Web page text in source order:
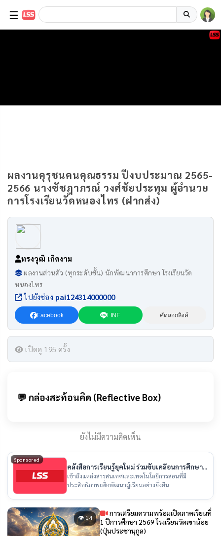
☰
ผลงานคุรุชนคนคุณธรรม ปีงบประมาณ 2565-
2566 นางชัชฎาภรณ์ วงศ์ชัยประทุม ผู้อำนวย
การโรงเรียนวัดหนองไทร (ฝากส่ง)
ทรงวุฒิ เกิดงาม
ผลงานส่วนตัว (ทุกระดับชั้น) นักพัฒนาการศึกษา โรงเรียนวัด
หนองไทร
ไปยังช่อง pai124314000000
Facebook LINE คัดลอกลิงค์
เปิดดู 195 ครั้ง
💬 กล่องสะท้อนคิด (Reflective Box)
ยังไม่มีความคิดเห็น
Sponsored
คลังสื่อการเรียนรู้ยุคใหม่ ร่วมขับเคลื่อนการศึกษา
ไทย
เข้าถึงแหล่งสารสนเทศและเทคโนโลยีการสอนที่มี
ประสิทธิภาพเพื่อพัฒนาผู้เรียนอย่างยั่งยืน
👁 14
การเตรียมความพร้อมเปิดภาคเรียนที่
1 ปีการศึกษา 2569 โรงเรียนวัดเขาน้อย
(ปุ่นประชานุกูล)